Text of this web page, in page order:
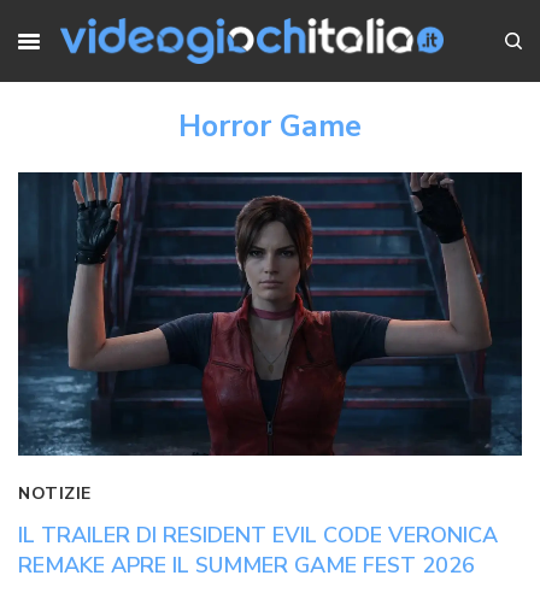
Horror Game
NOTIZIE
IL TRAILER DI RESIDENT EVIL CODE VERONICA
REMAKE APRE IL SUMMER GAME FEST 2026